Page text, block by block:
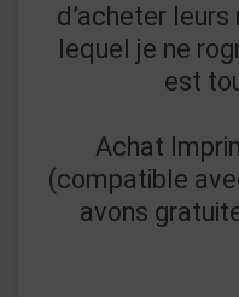
d’acheter leurs
lequel je ne
est
Achat
(compatible
avons